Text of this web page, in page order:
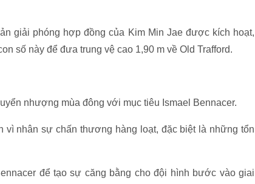
giải phóng hợp đồng của Kim Min Jae được kích hoạt,
số này để đưa trung vệ cao 1,90 m về Old Trafford.
nhượng mùa đông với mục tiêu Ismael Bennacer.
nhân sự chấn thương hàng loạt, đặc biệt là những tổn
để tạo sự căng bằng cho đội hình bước vào giai